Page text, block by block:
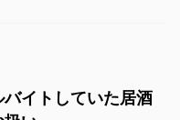
イトしていた居酒